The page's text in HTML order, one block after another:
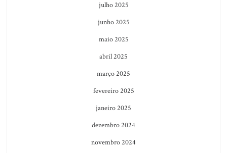
julho 2025
junho 2025
maio 2025
abril 2025
março 2025
fevereiro 2025
janeiro 2025
dezembro 2024
novembro 2024